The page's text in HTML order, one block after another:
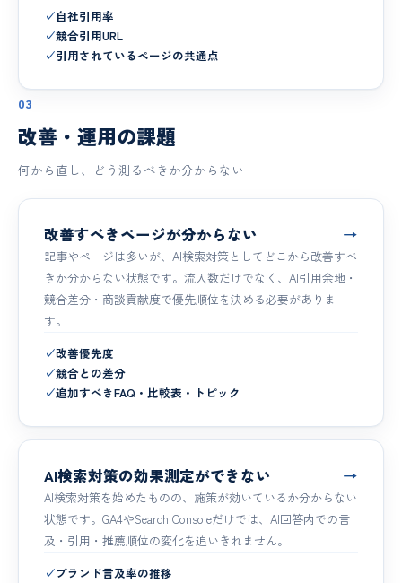
✓自社引用率
✓競合引用URL
✓引用されているページの共通点
03
改善・運用の課題
何から直し、どう測るべきか分からない
改善すべきページが分からない →
記事やページは多いが、AI検索対策としてどこから改善すべ
きか分からない状態です。流入数だけでなく、AI引用余地・
競合差分・商談貢献度で優先順位を決める必要がありま
す。
✓改善優先度
✓競合との差分
✓追加すべきFAQ・比較表・トピック
AI検索対策の効果測定ができない →
AI検索対策を始めたものの、施策が効いているか分からない
状態です。GA4やSearch Consoleだけでは、AI回答内での言
及・引用・推薦順位の変化を追いきれません。
✓ブランド言及率の推移